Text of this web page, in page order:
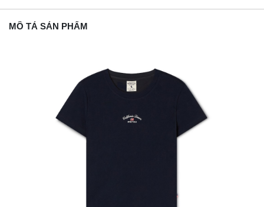
MÔ TẢ SẢN PHẨM